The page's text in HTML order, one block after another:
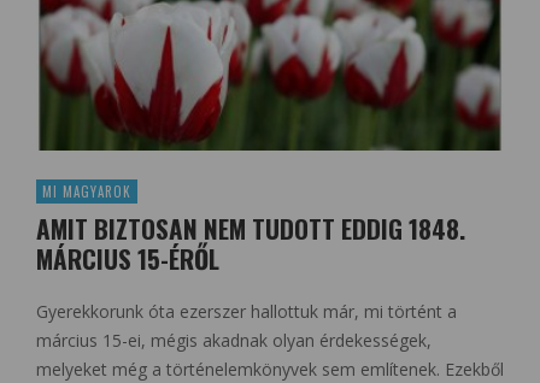
MI MAGYAROK
AMIT BIZTOSAN NEM TUDOTT EDDIG 1848.
MÁRCIUS 15-ÉRŐL
Gyerekkorunk óta ezerszer hallottuk már, mi történt a
március 15-ei, mégis akadnak olyan érdekességek,
melyeket még a történelemkönyvek sem említenek. Ezekből